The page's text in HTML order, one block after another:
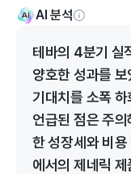
AI 분석
테바의 4분기 실
양호한 성과를
기대치를 소폭
언급된 점은 주
한 성장세와 비
에서의 제네릭